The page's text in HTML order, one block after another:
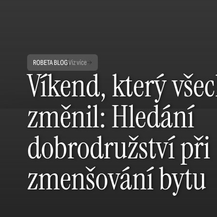
ROBETA BLOGViz více
Víkend, který
změnil: Hledání
dobrodružství při
zmenšování bytu